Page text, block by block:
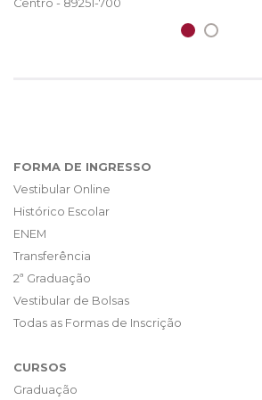
Centro - 89251-700
FORMA DE INGRESSO
Vestibular Online
Histórico Escolar
ENEM
Transferência
2ª Graduação
Vestibular de Bolsas
Todas as Formas de Inscrição
CURSOS
Graduação